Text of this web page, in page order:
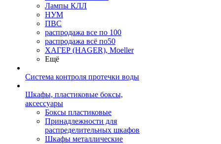
Лампы КЛЛ
НУМ
ПВС
распродажа все по 100
распродажа всё по50
ХАГЕР (HAGER), Moeller
Ещё
Система контроля протечки воды
Шкафы, пластиковые боксы,
аксессуары
Боксы пластиковые
Принадлежности для
распределительных шкафов
Шкафы металлические